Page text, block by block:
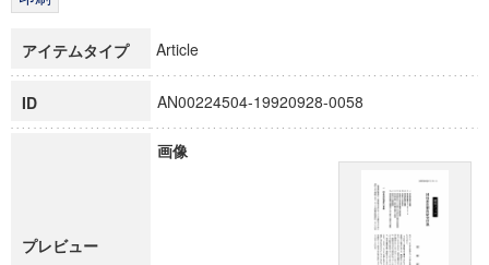
博士課程教育リーディングプログラム「超成熟社会発展のサ
アイテムタイプ Article
ID AN00224504-19920928-0058
プレビュー
画像